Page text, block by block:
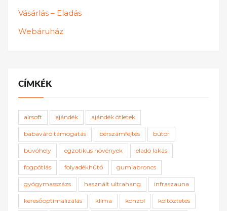
Vásárlás – Eladás
Webáruház
CÍMKÉK
airsoft ajándék ajándék ötletek
babaváró támogatás bérszámfejtés bútor
búvóhely egzotikus növények eladó lakás
fogpótlás folyadékhűtő gumiabroncs
gyógymasszázs használt ultrahang infraszauna
keresőoptimalizálás klíma konzol költöztetés